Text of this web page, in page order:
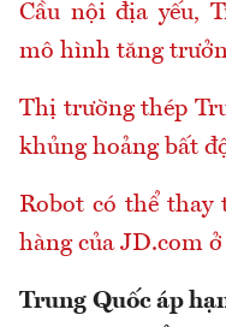
Cầu nội địa yếu,
mô hình tăng
Thị trường thép
khủng hoảng bất
Robot có thể thay
hàng của JD.com
Trung Quốc áp